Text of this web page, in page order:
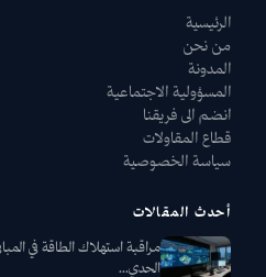
الرئيسية
من نحن
المدونة
المسؤولية الاجتماعية
انضم الى فريقنا
قطاع المقاولات
سياسة الخصوصية
أحدث المقالات
مراقبة استهلاك الطاقة في
الحدي...